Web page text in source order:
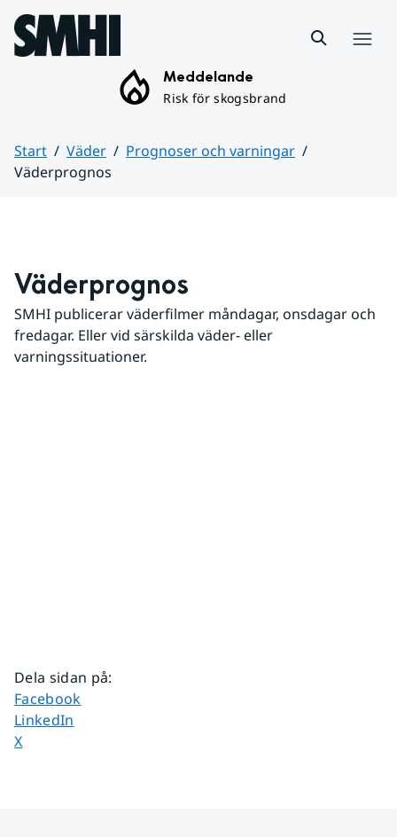
Hoppa till sidans innehåll
Meddelande
Risk för skogsbrand
Start Väder
Prognoser och varningar
Väderprognos
Väderprognos
SMHI publicerar väderfilmer måndagar, onsdagar och
fredagar. Eller vid särskilda väder- eller
varningssituationer.
Dela sidan på:
Dela sidan på
Facebook
Dela sidan på
LinkedIn
Dela sidan på
X